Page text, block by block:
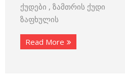
ქუდები , ზამთრის ქუდი
ზაფხულის
Read More